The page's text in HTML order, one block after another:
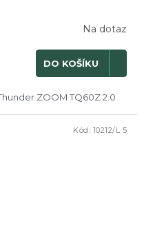
R
M
A
Na dotaz
DO KOŠÍKU
ZOOM TQ60Z 2.0
Kód: 10212/L 5